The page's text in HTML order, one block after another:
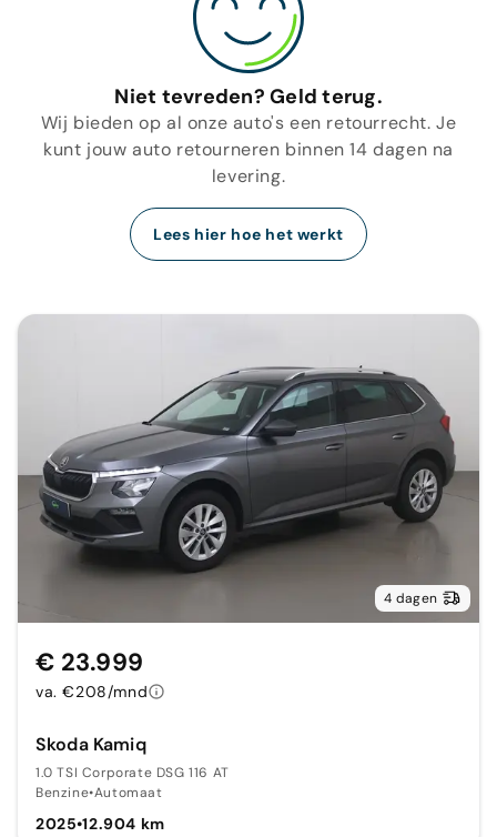
Niet tevreden? Geld terug.
Wij bieden op al onze auto's een retourrecht. Je
kunt jouw auto retourneren binnen 14 dagen na
levering.
Lees hier hoe het werkt
4 dagen
Skoda Kamiq
1.0 TSI Corporate DSG 116 AT
Benzine•Automaat
2025•12.904 km
€ 23.999
va. €208/mnd